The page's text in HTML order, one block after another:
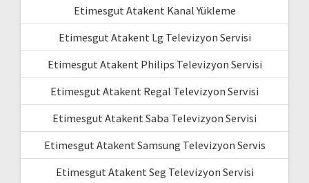
Etimesgut Atakent Kanal Yükleme
Etimesgut Atakent Lg Televizyon Servisi
Etimesgut Atakent Philips Televizyon Servisi
Etimesgut Atakent Regal Televizyon Servisi
Etimesgut Atakent Saba Televizyon Servisi
Etimesgut Atakent Samsung Televizyon Servis
Etimesgut Atakent Seg Televizyon Servisi